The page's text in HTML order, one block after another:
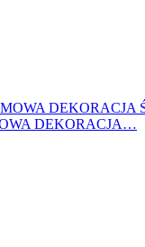
DEKORACJA…